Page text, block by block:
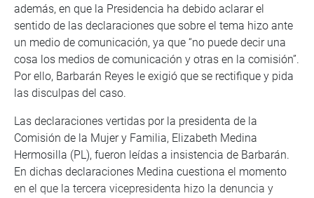
además, en que la Presidencia ha debido aclarar el
sentido de las declaraciones que sobre el tema hizo ante
un medio de comunicación, ya que “no puede decir una
cosa los medios de comunicación y otras en la comisión”.
Por ello, Barbarán Reyes le exigió que se rectifique y pida
las disculpas del caso.
Las declaraciones vertidas por la presidenta de la
Comisión de la Mujer y Familia, Elizabeth Medina
Hermosilla (PL), fueron leídas a insistencia de Barbarán.
En dichas declaraciones Medina cuestiona el momento
en el que la tercera vicepresidenta hizo la denuncia y